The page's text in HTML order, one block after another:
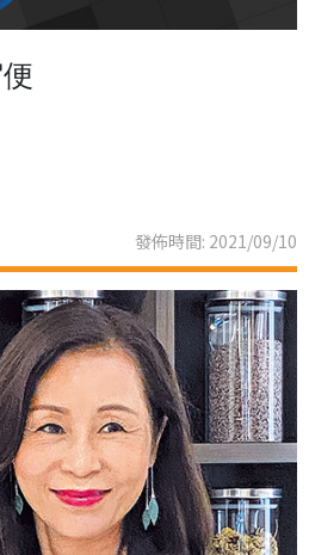
發佈時間: 2021/09/10